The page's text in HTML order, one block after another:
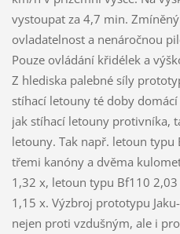
vystoupat za 4,7 min.
ovladatelnost a nenáročnou
Pouze ovládání křidélek a
Z hlediska palebné síly
stíhací letouny té doby
jak stíhací letouny protivníka,
letouny. Tak např. letoun typu
třemi kanóny a dvěma
1,32 x, letoun typu Bf110
1,15 x. Výzbroj prototypu
nejen proti vzdušným, ale i